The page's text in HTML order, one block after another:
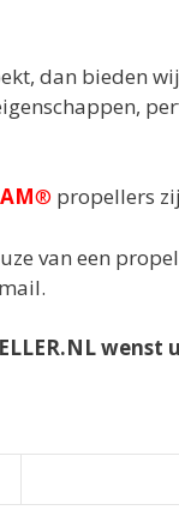
dan bieden
® propellers
van een